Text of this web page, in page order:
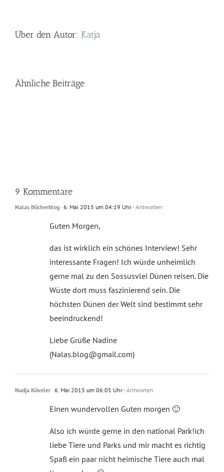
Über den Autor: Katja
Ähnliche Beiträge
9 Kommentare
Nalas Bücherblog 6. Mai 2015 um 04:19 Uhr- Antworten
Guten Morgen,
das ist wirklich ein schönes Interview! Sehr
interessante Fragen! Ich würde unheimlich
gerne mal zu den Sossusvlei Dünen reisen. Die
Wüste dort muss faszinierend sein. Die
höchsten Dünen der Welt sind bestimmt sehr
beeindruckend!
Liebe Grüße Nadine
(Nalas.blog@gmail.com)
Nadja Küveler 6. Mai 2015 um 06:05 Uhr- Antworten
Einen wundervollen Guten morgen 🙂
Also ich würde gerne in den national Park!ich
liebe Tiere und Parks und mir macht es richtig
Spaß ein paar nicht heimische Tiere auch mal